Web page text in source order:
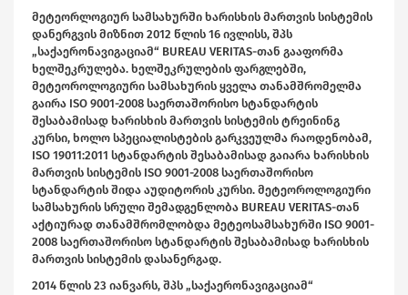
მეტეორლოგიურ სამსახურში ხარისხის მართვის სისტემის
დანერგვის მიზნით 2012 წლის 16 ივლისს, შპს
„საქაერონავიგაციამ“ BUREAU VERITAS-თან გააფორმა
ხელშეკრულება. ხელშეკრულების ფარგლებში,
მეტეოროლოგიური სამსახურის ყველა თანამშრომელმა
გაირა ISO 9001-2008 საერთაშორისო სტანდარტის
შესაბამისად ხარისხის მართვის სისტემის ტრეინინგ
კურსი, ხოლო სპეციალისტების გარკვეულმა რაოდენობამ,
ISO 19011:2011 სტანდარტის შესაბამისად გაიარა ხარისხის
მართვის სისტემის ISO 9001-2008 საერთაშორისო
სტანდარტის შიდა აუდიტორის კურსი. მეტეოროლოგიური
სამსახურის სრული შემადგენლობა BUREAU VERITAS-თან
აქტიურად თანამშრომლობდა მეტეოსამსახურში ISO 9001-
2008 საერთაშორისო სტანდარტის შესაბამისად ხარისხის
მართვის სისტემის დასანერგად.
2014 წლის 23 იანვარს, შპს „საქაერონავიგაციამ“